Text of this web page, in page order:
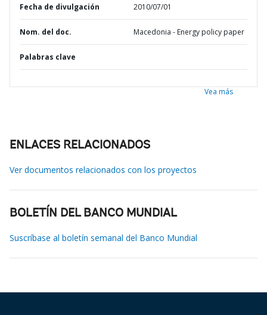
Fecha de divulgación 2010/07/01
Nom. del doc. Macedonia - Energy policy paper
Palabras clave
Vea más
ENLACES RELACIONADOS
Ver documentos relacionados con los proyectos
BOLETÍN DEL BANCO MUNDIAL
Suscríbase al boletín semanal del Banco Mundial